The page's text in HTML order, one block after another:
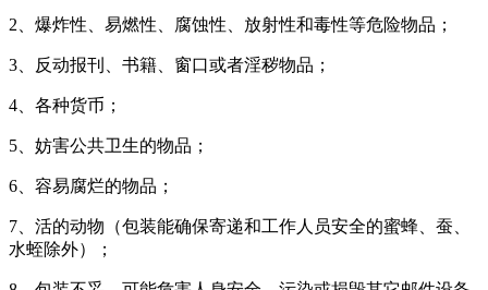
2、爆炸性、易燃性、腐蚀性、放射性和毒性等危险物品；
3、反动报刊、书籍、窗口或者淫秽物品；
4、各种货币；
5、妨害公共卫生的物品；
6、容易腐烂的物品；
7、活的动物（包装能确保寄递和工作人员安全的蜜蜂、蚕、
水蛭除外）；